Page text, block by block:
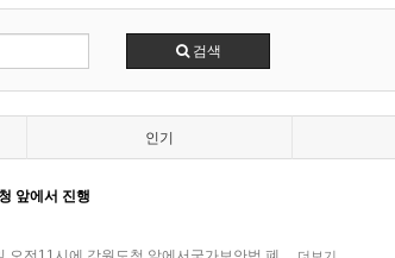
검색
인기
앞에서 진행